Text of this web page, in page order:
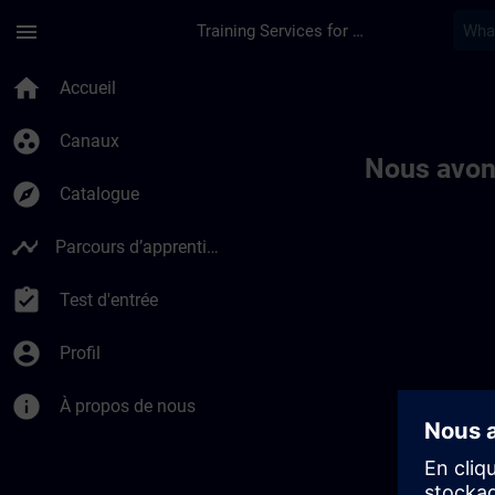
menu Training Services for Digital Industries
home Accueil
group_work Canaux
explore Catalogue
timeline Parcours d’apprentissage
assignment_turned_in Test d'entrée
account_circle Profil
info À propos de nous
Nous